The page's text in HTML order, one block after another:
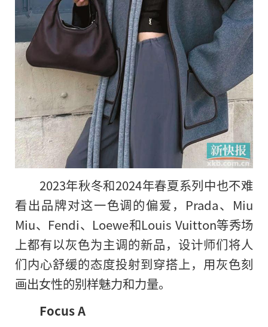
2023年秋冬和2024年春夏系列中也不难
看出品牌对这一色调的偏爱，Prada、Miu
Miu、Fendi、Loewe和Louis Vuitton等秀场
上都有以灰色为主调的新品，设计师们将人
们内心舒缓的态度投射到穿搭上，用灰色刻
画出女性的别样魅力和力量。
Focus A